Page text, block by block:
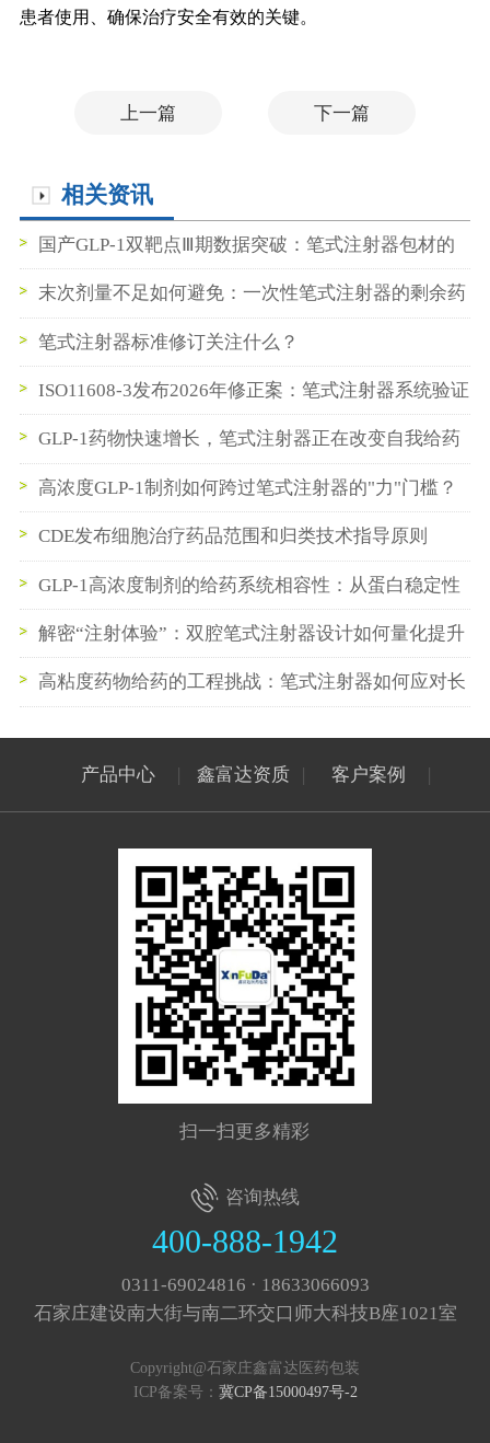
患者使用、确保治疗安全有效的关键。
上一篇 下一篇
相关资讯
国产GLP-1双靶点Ⅲ期数据突破：笔式注射器包材的
机遇窗口
末次剂量不足如何避免：一次性笔式注射器的剩余药
量控制设计末次剂量不足如何避免：一次性笔式注射
器的剩余药量控制设计
笔式注射器标准修订关注什么？
ISO11608-3发布2026年修正案：笔式注射器系统验证
要求再升级
GLP-1药物快速增长，笔式注射器正在改变自我给药
系统的发展方向
高浓度GLP-1制剂如何跨过笔式注射器的"力"门槛？
CDE发布细胞治疗药品范围和归类技术指导原则
（2026年版）
GLP-1高浓度制剂的给药系统相容性：从蛋白稳定性
到笔式注射器卡式瓶密封系统的一体化构建
解密“注射体验”：双腔笔式注射器设计如何量化提升
慢性病患者心理依从性
高粘度药物给药的工程挑战：笔式注射器如何应对长
产品中心 | 鑫富达资质 | 客户案例 |
扫一扫更多精彩
咨询热线
400-888-1942
0311-69024816 · 18633066093
石家庄建设南大街与南二环交口师大科技B座1021室
Copyright@石家庄鑫富达医药包装
ICP备案号： 冀CP备15000497号-2